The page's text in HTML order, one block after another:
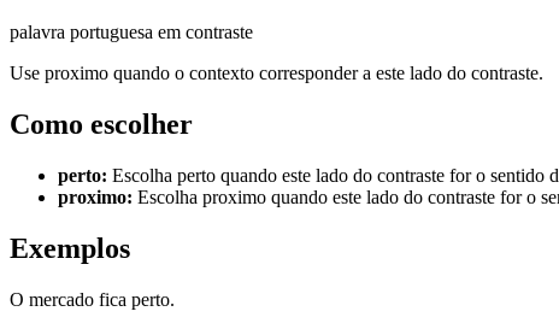
palavra portuguesa em contraste
Use proximo quando o contexto corresponder a este lado do contraste.
Como escolher
perto: Escolha perto quando este lado do contraste for o sentido
proximo: Escolha proximo quando este lado do contraste for o
Exemplos
O mercado fica perto.